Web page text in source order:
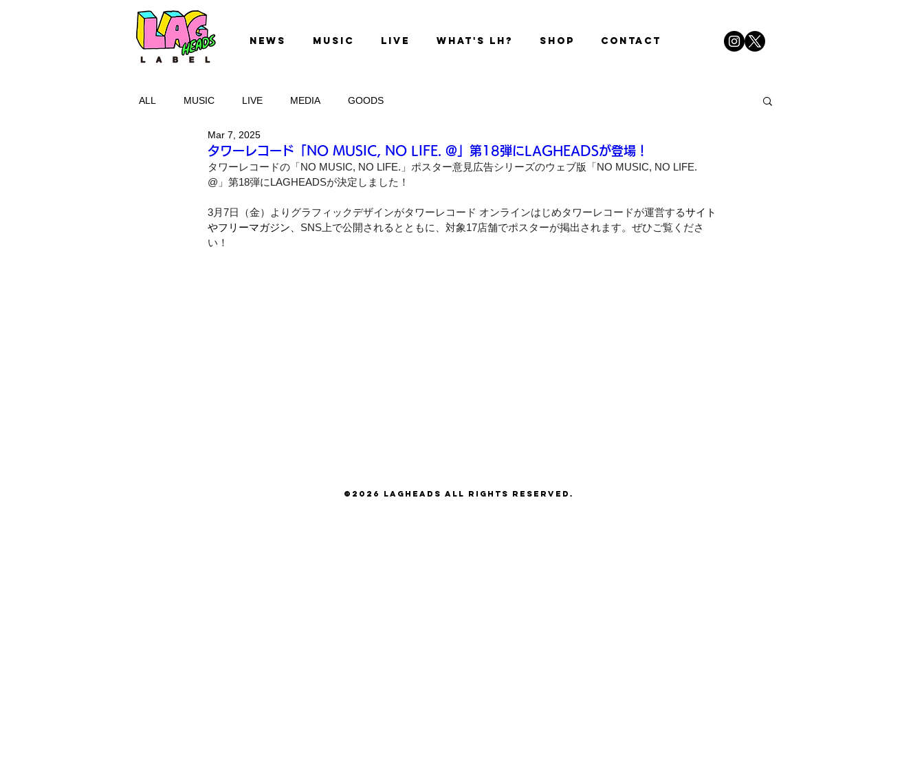
NEWS MUSIC LIVE WHAT'S LH? SHOP CONTACT
ALL MUSIC LIVE MEDIA GOODS
タワーレコード「NO MUSIC, NO LIFE. @」第18弾にLAGHEADSが登場！
Mar 7, 2025
タワーレコードの「NO MUSIC, NO LIFE.」ポスター意見広告シリーズのウェブ版「NO MUSIC, NO LIFE.
@」第18弾にLAGHEADSが決定しました！
3月7日（金）よりグラフィックデザインがタワーレコード オンラインはじめタワーレコードが運営するサイト
やフリーマガジン、 SNS上で公開されるとともに、対象17店舗でポスターが掲出されます。ぜひご覧くださ
い！
©2026 LAGHEADS All Rights Reserved.